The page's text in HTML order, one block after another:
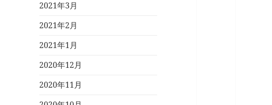
2021年3月
2021年2月
2021年1月
2020年12月
2020年11月